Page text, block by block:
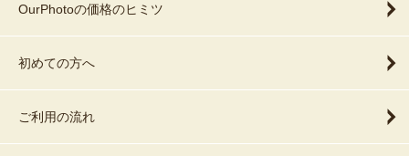
OurPhotoの価格のヒミツ
初めての方へ
ご利用の流れ